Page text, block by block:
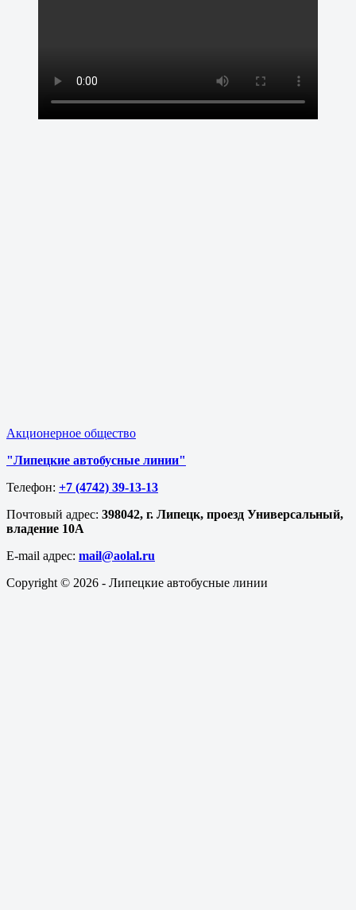
Акционерное общество
"Липецкие автобусные линии"
Телефон: +7 (4742) 39-13-13
Почтовый адрес: 398042, г. Липецк, проезд Универсальный,
владение 10А
E-mail адрес​: mail@aolal.ru
Copyright © 2026 - Липецкие автобусные линии